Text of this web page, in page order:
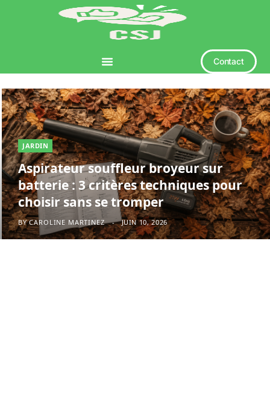
Contact
JARDIN
Aspirateur souffleur broyeur sur
batterie : 3 critères techniques pour
choisir sans se tromper
BY CAROLINE MARTINEZ JUIN 10, 2026